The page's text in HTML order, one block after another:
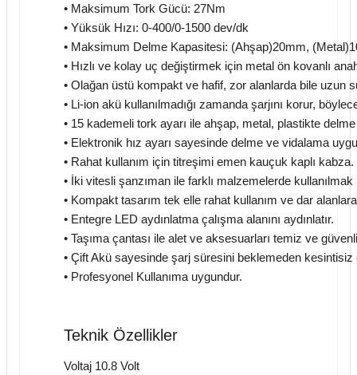
• Maksimum Tork Gücü: 27Nm
• Yüksük Hızı: 0-400/0-1500 dev/dk
• Maksimum Delme Kapasitesi: (Ahşap)20mm,
• Hızlı ve kolay uç değiştirmek için metal ön kovanlı
• Olağan üstü kompakt ve hafif, zor alanlarda bile uzun
• Li-ion akü kullanılmadığı zamanda şarjını korur,
• 15 kademeli tork ayarı ile ahşap, metal, plastikte
• Elektronik hız ayarı sayesinde delme ve vidalama
• Rahat kullanım için titreşimi emen kauçuk kaplı kabza.
• İki vitesli şanzıman ile farklı malzemelerde
• Kompakt tasarım tek elle rahat kullanım ve dar
• Entegre LED aydınlatma çalışma alanını aydınlatır.
• Taşıma çantası ile alet ve aksesuarları temiz ve
• Çift Akü sayesinde şarj süresini beklemeden kesintisiz
• Profesyonel Kullanıma uygundur.
Teknik Özellikler
Voltaj 10.8 Volt